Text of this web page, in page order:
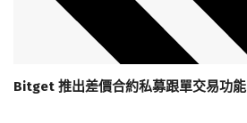
Bitget 推出差價合約私募跟單交易功能